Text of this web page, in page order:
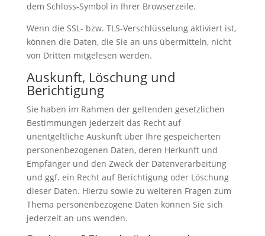
dem Schloss-Symbol in Ihrer Browserzeile.
Wenn die SSL- bzw. TLS-Verschlüsselung aktiviert ist,
können die Daten, die Sie an uns übermitteln, nicht
von Dritten mitgelesen werden.
Auskunft, Löschung und
Berichtigung
Sie haben im Rahmen der geltenden gesetzlichen
Bestimmungen jederzeit das Recht auf
unentgeltliche Auskunft über Ihre gespeicherten
personenbezogenen Daten, deren Herkunft und
Empfänger und den Zweck der Datenverarbeitung
und ggf. ein Recht auf Berichtigung oder Löschung
dieser Daten. Hierzu sowie zu weiteren Fragen zum
Thema personenbezogene Daten können Sie sich
jederzeit an uns wenden.